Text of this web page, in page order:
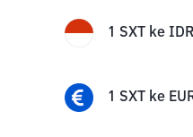
1 SXT ke IDR
1 SXT ke